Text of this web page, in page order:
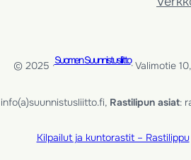
© 2025 ·Suomen Suunnistusliitto· Valimotie
info(a)suunnistusliitto.fi, Rastilipun asiat:
Kilpailut ja kuntorastit – Rastilippu